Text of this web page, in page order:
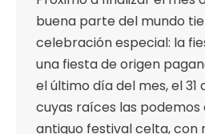
buena parte del mundo
celebración especial: la
una fiesta de origen
el último día del mes, el 31
cuyas raíces las
antiguo festival celta, con